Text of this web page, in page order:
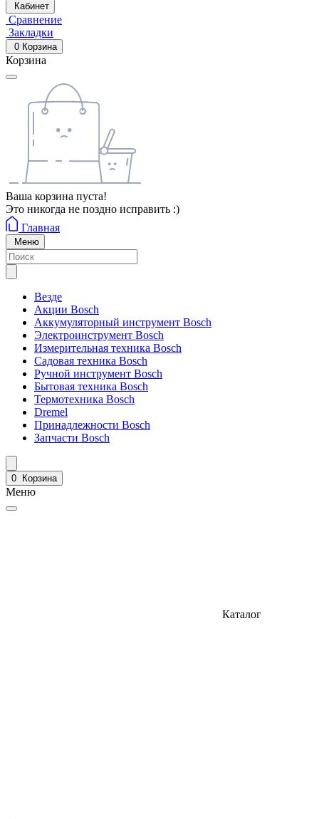
Кабинет
Сравнение
Закладки
0 Корзина
Корзина
Ваша корзина пуста!
Это никогда не поздно исправить :)
Главная
Меню
Везде
Акции Bosch
Аккумуляторный инструмент Bosch
Электроинструмент Bosch
Измерительная техника Bosch
Садовая техника Bosch
Ручной инструмент Bosch
Бытовая техника Bosch
Термотехника Bosch
Dremel
Принадлежности Bosch
Запчасти Bosch
0 Корзина
Меню
Каталог